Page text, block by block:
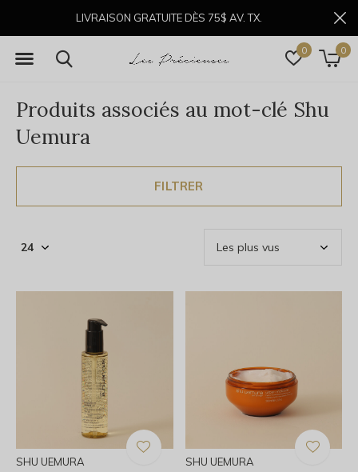
0 0
LIVRAISON GRATUITE DÈS 75$ AV. TX.
Produits associés au mot-clé Shu
Uemura
FILTRER
SHU UEMURA SHU UEMURA